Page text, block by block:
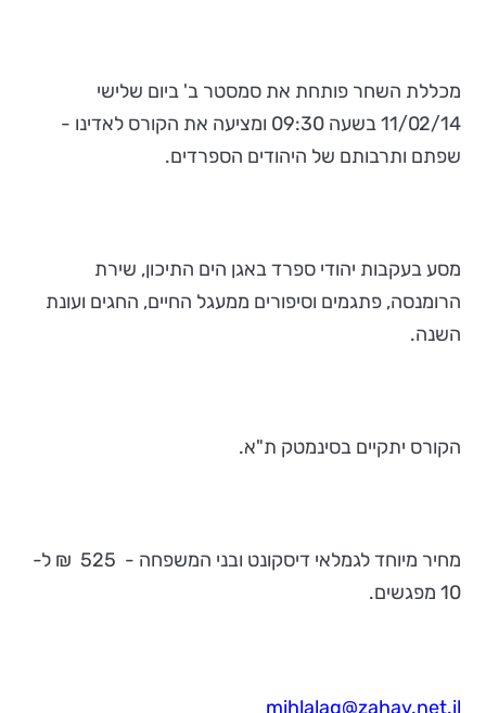
מכללת השחר פותחת את סמסטר ב' ביום שלישי
11/02/14 בשעה 09:30 ומציעה את הקורס לאדינו -
שפתם ותרבותם של היהודים הספרדים.
מסע בעקבות יהודי ספרד באגן הים התיכון, שירת
הרומנסה, פתגמים וסיפורים ממעגל החיים, החגים ועונת
השנה.
הקורס יתקיים בסינמטק ת"א.
מחיר מיוחד לגמלאי דיסקונט ובני המשפחה - 525 ₪ ל-
10 מפגשים.
mihlalag@zahav.net.il